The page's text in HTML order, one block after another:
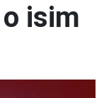
o isim